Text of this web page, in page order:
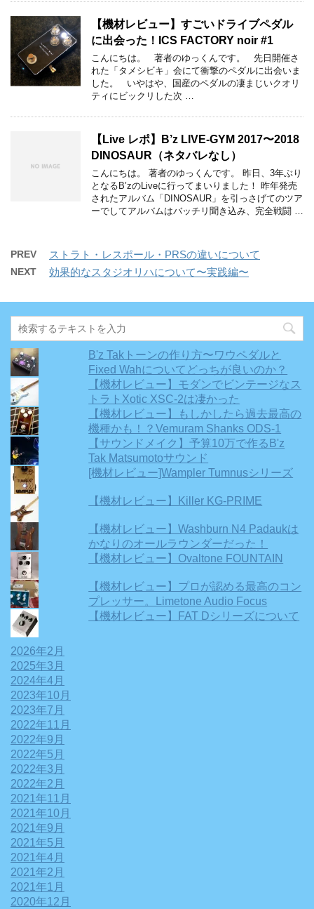
【機材レビュー】すごいドライブペダル
に出会った！ICS FACTORY noir #1
こんにちは。 著者のゆっくんです。 先日開催さ
れた「タメシビキ」会にて衝撃のペダルに出会いま
した。 いやはや、国産のペダルの凄まじいクオリ
ティにビックリした次 …
【Live レポ】B’z LIVE-GYM 2017〜2018
DINOSAUR（ネタバレなし）
こんにちは。 著者のゆっくんです。 昨日、3年ぶり
となるB’zのLiveに行ってまいりました！ 昨年発売
されたアルバム「DINOSAUR」を引っさげてのツア
ーでしてアルバムはバッチリ聞き込み、完全戦闘 …
PREV ストラト・レスポール・PRSの違いについて
NEXT 効果的なスタジオリハについて〜実践編〜
B'z Takトーンの作り方〜ワウペダルと
Fixed Wahについてどっちが良いのか？
【機材レビュー】モダンでビンテージなス
トラトXotic XSC-2は凄かった
【機材レビュー】もしかしたら過去最高の
機種かも！？Vemuram Shanks ODS-1
【サウンドメイク】予算10万で作るB'z
Tak Matsumotoサウンド
[機材レビュー]Wampler Tumnusシリーズ
【機材レビュー】Killer KG-PRIME
【機材レビュー】Washburn N4 Padaukは
かなりのオールラウンダーだった！
【機材レビュー】Ovaltone FOUNTAIN
【機材レビュー】プロが認める最高のコン
プレッサー。Limetone Audio Focus
【機材レビュー】FAT Dシリーズについて
2026年2月
2025年3月
2024年4月
2023年10月
2023年7月
2022年11月
2022年9月
2022年5月
2022年3月
2022年2月
2021年11月
2021年10月
2021年9月
2021年5月
2021年4月
2021年2月
2021年1月
2020年12月